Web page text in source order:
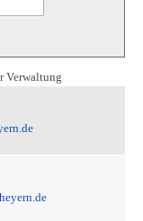
Verwaltung